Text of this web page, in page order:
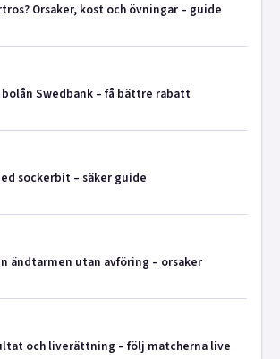
Orsaker, kost och övningar – guide
Swedbank – få bättre rabatt
sockerbit – säker guide
ändtarmen utan avföring – orsaker
och liverättning – följ matcherna live